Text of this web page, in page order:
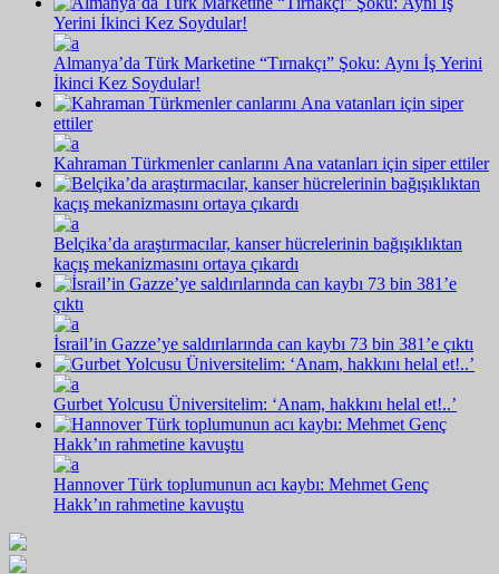
Almanya’da Türk Marketine “Tırnakçı” Şoku: Aynı İş Yerini
İkinci Kez Soydular!
Kahraman Türkmenler canlarını Ana vatanları için siper ettiler
Belçika’da araştırmacılar, kanser hücrelerinin bağışıklıktan
kaçış mekanizmasını ortaya çıkardı
İsrail’in Gazze’ye saldırılarında can kaybı 73 bin 381’e çıktı
Gurbet Yolcusu Üniversitelim: ‘Anam, hakkını helal et!..’
Hannover Türk toplumunun acı kaybı: Mehmet Genç
Hakk’ın rahmetine kavuştu